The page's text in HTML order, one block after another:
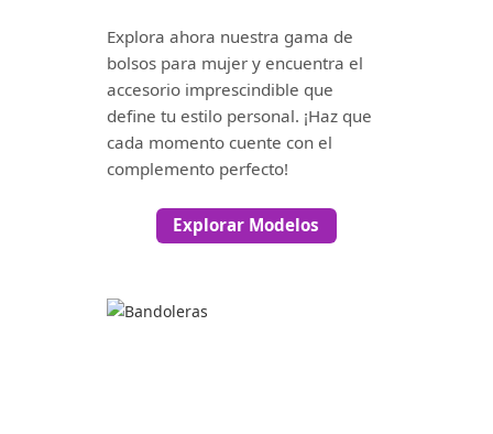
Explora ahora nuestra gama de
bolsos para mujer y encuentra el
accesorio imprescindible que
define tu estilo personal. ¡Haz que
cada momento cuente con el
complemento perfecto!
Explorar Modelos